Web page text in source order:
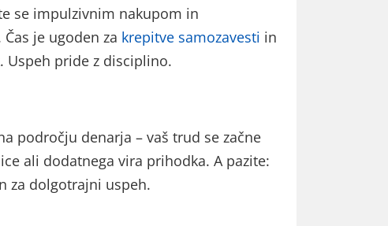
se impulzivnim nakupom in
je ugoden za krepitve samozavesti in
Uspeh pride z disciplino.
področju denarja – vaš trud se začne
ali dodatnega vira prihodka. A pazite:
za dolgotrajni uspeh.